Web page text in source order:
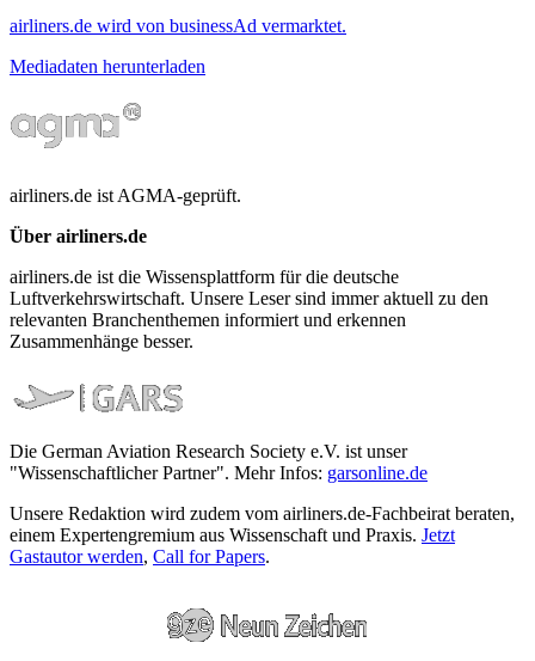
airliners.de wird von businessAd vermarktet.
Mediadaten herunterladen
airliners.de ist AGMA-geprüft.
Über airliners.de
airliners.de ist die Wissensplattform für die deutsche
Luftverkehrswirtschaft. Unsere Leser sind immer aktuell zu den
relevanten Branchenthemen informiert und erkennen
Zusammenhänge besser.
Die German Aviation Research Society e.V. ist unser
"Wissenschaftlicher Partner". Mehr Infos: garsonline.de
Unsere Redaktion wird zudem vom airliners.de-Fachbeirat beraten,
einem Expertengremium aus Wissenschaft und Praxis. Jetzt
Gastautor werden, Call for Papers.